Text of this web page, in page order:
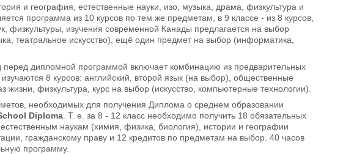
и география, естественные науки, изо, музыка, драма, физкультура и
программа из 10 курсов по тем же предметам, в 9 классе - из 8 курсов,
физкультуры, изучения современной Канады предлагается на выбор
театральное искусство), ещё один предмет на выбор (информатика,
перед дипломной программой включает комбинацию из предварительных
8 курсов: английский, второй язык (на выбор), общественные
физкультура, курс на выбор (искусство, компьютерные технологии).
необходимых для получения Диплома о среднем образовании
Diploma . Т. е. за 8 - 12 класс необходимо получить 18 обязательных
наукам (химия, физика, биология), истории и географии
гражданскому праву и 12 кредитов по предметам на выбор. 40 часов
программу.